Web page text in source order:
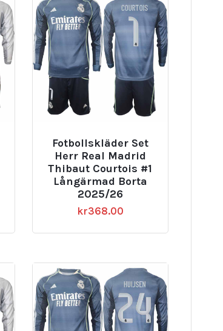
Fotbollskläder Set
Herr Real Madrid
Thibaut Courtois #1
Långärmad Borta
2025/26
kr368.00